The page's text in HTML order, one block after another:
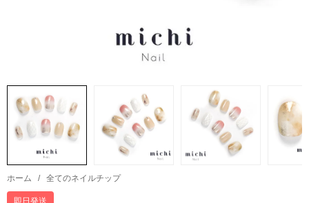
ホーム / 全てのネイルチップ
即日発送